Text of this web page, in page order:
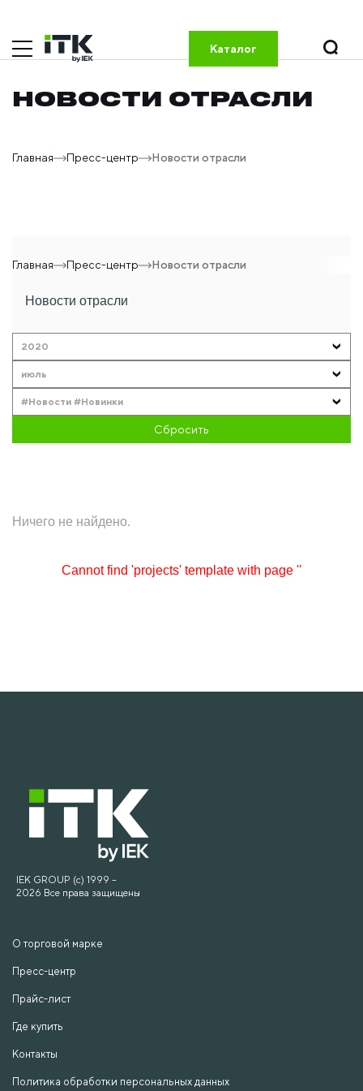
Каталог
НОВОСТИ ОТРАСЛИ
Главная Пресс-центр Новости отрасли
Главная Пресс-центр Новости отрасли
Новости отрасли
2020
июль
#Новости #Новинки
Сбросить
Ничего не найдено.
Cannot find 'projects' template with page ''
IEK GROUP (c) 1999 –
2026 Все права защищены
О торговой марке
Пресс-центр
Прайс-лист
Где купить
Контакты
Политика обработки персональных данных